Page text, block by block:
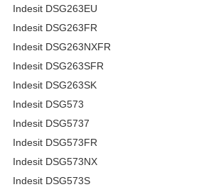
Indesit DSG263EU
Indesit DSG263FR
Indesit DSG263NXFR
Indesit DSG263SFR
Indesit DSG263SK
Indesit DSG573
Indesit DSG5737
Indesit DSG573FR
Indesit DSG573NX
Indesit DSG573S